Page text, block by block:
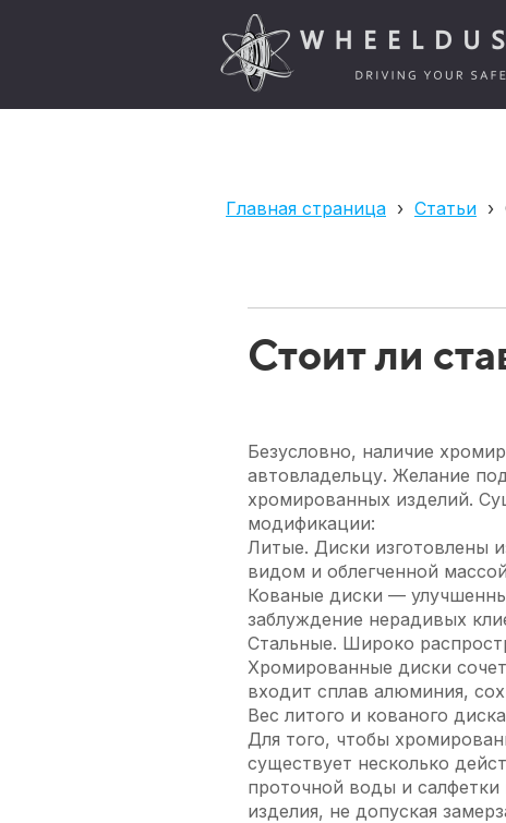
Главная страница › Статьи ›
Стоит ли
Безусловно, наличие
автовладельцу. Желание
хромированных изделий.
модификации:
Литые. Диски изготовлены
видом и облегченной
Кованые диски —
заблуждение нерадивых
Стальные. Широко
Хромированные диски
входит сплав алюминия,
Вес литого и кованого
Для того, чтобы
существует несколько
проточной воды и салфетки
изделия, не допуская